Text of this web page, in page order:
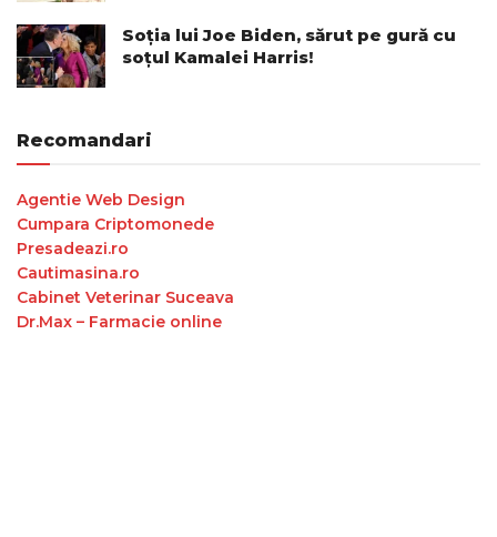
Soția lui Joe Biden, sărut pe gură cu
soțul Kamalei Harris!
Recomandari
Agentie Web Design
Cumpara Criptomonede
Presadeazi.ro
Cautimasina.ro
Cabinet Veterinar Suceava
Dr.Max – Farmacie online